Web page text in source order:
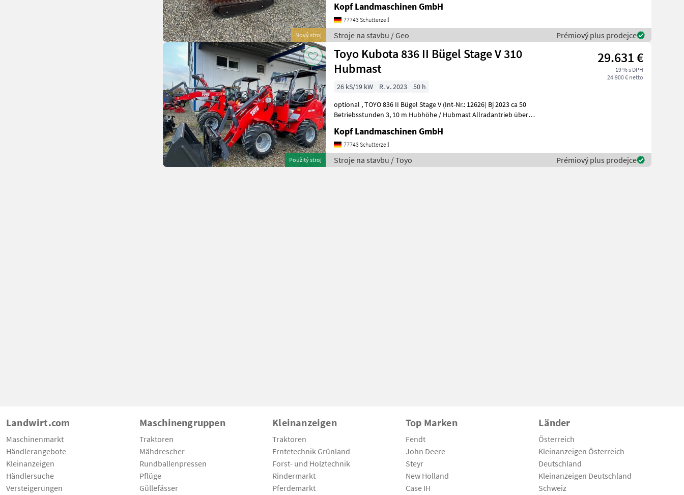
Nový stroj
Kopf Landmaschinen GmbH
77743 Schutterzell
Stroje na stavbu / Geo Prémiový plus prodejce
Použitý stroj
Toyo Kubota 836 II Bügel Stage V 310
Hubmast
29.631 €
19 % s DPH
24.900 € netto
26 kS/19 kW R. v. 2023
50 h
optional , TOYO 836 II Bügel Stage V (Int-Nr.: 12626) Bj 2023 ca 50
Betriebsstunden 3, 10 m Hubhöhe / Hubmast Allradantrieb über
Kopf Landmaschinen GmbH
77743 Schutterzell
Stroje na stavbu / Toyo Prémiový plus prodejce
Landwirt.com
Maschinenmarkt
Händlerangebote
Kleinanzeigen
Händlersuche
Versteigerungen
Maschinengruppen
Traktoren
Mähdrescher
Rundballenpressen
Pflüge
Güllefässer
Kleinanzeigen
Traktoren
Erntetechnik Grünland
Forst- und Holztechnik
Rindermarkt
Pferdemarkt
Top Marken
Fendt
John Deere
Steyr
New Holland
Case IH
Länder
Österreich
Kleinanzeigen Österreich
Deutschland
Kleinanzeigen Deutschland
Schweiz